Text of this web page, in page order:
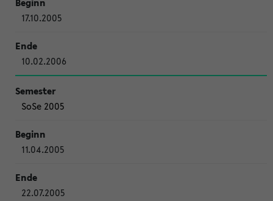
17.10.2005
10.02.2006
SoSe 2005
11.04.2005
22.07.2005